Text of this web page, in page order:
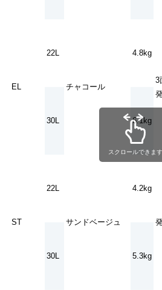
EL
22L
チャコール
4.8kg
3
30L 6.1kg
ST
22L
サンドベージュ
4.2kg
30L 5.3kg
スクロールできます